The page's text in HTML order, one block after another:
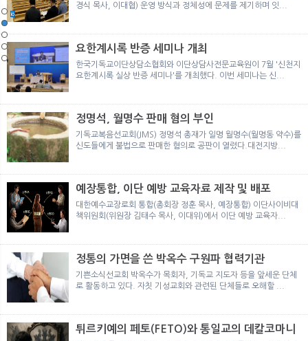
노르웨이 재판이 남긴 흔적
정통의 가면을 쓴 박옥수 구원파 협력기관
일본 통일교, 해산명령 이후 본격적인 청산 절차 돌입
여호와의 증인 2세와 학교생활
「현대종교」, 주님의교회 민사소송에 승소
노르웨이 재판이 남긴 흔적
정통의 가면을 쓴 박옥수 구원파 협력기관
경식 목사, 이대협) 운영 방식과 정체성에 문제를 제기하며 잇...
요한계시록 반증 세미나 개최
한국기독교이단상담소협회와 이단상담사전문교육원이 7월 '신천지
요한계시록 실상 반증 세미나'를 개최했다. 이번 세미나는 신...
정명석, 월명수 판매 혐의 부인
기독교복음선교회(JMS) 정명석 총재가 일명 월명수(월명동 약수)를
신도들에게 불법으로 판매한 혐의로 공판이 열렸다.대전지방...
예장통합, 이단 예방 교육자료 제작 및 배포
대한예수교장로회 통합(총회장 정훈 목사, 예장통합) 이단사이비대
책위원회(위원장 김태수 목사, 이대위)에서 이단 예방 교육자...
정통의 가면을 쓴 박옥수 구원파 협력기관
기쁜소식선교회 박옥수가 목회자, 기독교 지도자 등을 앞세운 단체
로 활동하고 있다. 자칫 기성교회와 관련된 단체들로 오해할 ...
튀르키예의 페토(FETO)와 통일교의 데칼코마니